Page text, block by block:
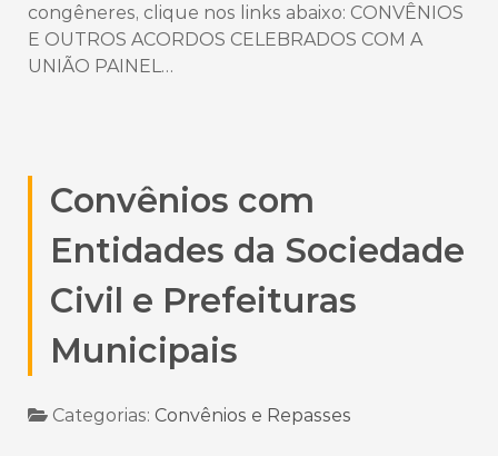
congêneres, clique nos links abaixo: CONVÊNIOS
E OUTROS ACORDOS CELEBRADOS COM A
UNIÃO PAINEL…
Convênios com
Entidades da Sociedade
Civil e Prefeituras
Municipais
Categorias: Convênios e Repasses